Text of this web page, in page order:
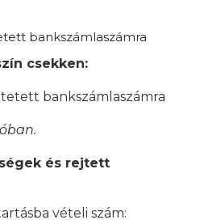
bankszámlaszámra
csekken:
bankszámlaszámra
és rejtett
vételi szám: